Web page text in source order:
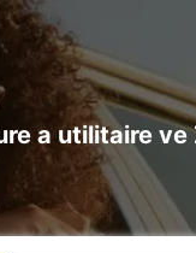
a utilitaire ve